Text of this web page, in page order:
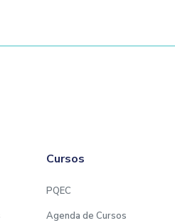
Cursos
PQEC
Agenda de Cursos